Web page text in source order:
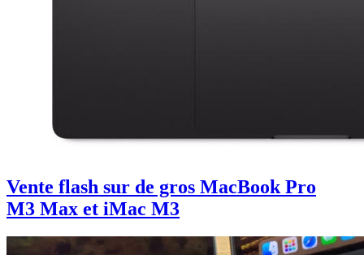
Vente flash sur de gros MacBook Pro
M3 Max et iMac M3